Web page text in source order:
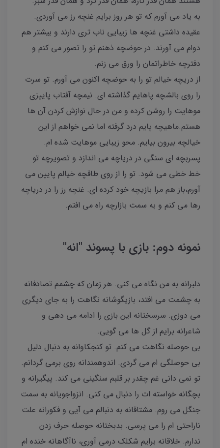
به یاد می آورم که تو هر روز برایم غنچه رز می آوردی.
عقیده داشتی غنچه ها زیبایی ناب تری دارند و بیشتر هم
دوام می آورند. در حوضچه ذهنم تو را تصور می کنم و
دفترچه خاطراتمان را ورق می زنم.
از دریچه خیالم تو را به حوضچه اکنون می آورم. تو سرت
را روی بالشچه پاهایم گذاشته ای. نیمچه آفتاب پاییزی
موهایت را روشن کرده و من در حال نوازش کردن آن ها
هستم.ماهیچه پایم درد گرفته اما نمی خواهم از این
خیالچه بیرون بیایم. محو زیبایی موهایت شده ام.
پسربچه ای سنگی در دریاچه می اندازد و تصویرچه تو
خط خطی می شود. تو را از روی طاقچه خیالم پایین می
آورم،باز هم مرا بازیچه خود کرده ای‌. غنچه رز را در دریاچه
رها می کنم و به سمت بازارچه راه می افتم.
نمونه دوم: بازی با پسوند "انه"
دلبرانه به من نگاه می کنی. هر زمان که چشمم تصادفانه
به چشمت می افتد، بازیگوشانه نگاهت را به جای دیگری
می دوزی. سرسختانه این بازی را ادامه می دهی و
شاعرانه برایم از گل ها می گویی.
بی حوصله نگاهت می کنم. تو کنجکاوانه به دنبال دلیل
بی حوصلگی ام می گردی. اندوهمندانه روی برمی گردانم.
تو نمی دانی غم چقدر بر قلبم سنگینی می کند. پیگیرانه و
بچگانه خواسته ات را دنبال می کنی. انزواجویانه به سمت
جنگل می روم. مشتاقانه به دنبالم می آیی و فکورانه علت
ناراحتی ام را می پرسی. بدبختانه حوصله حرف زدن
ندارم. خلاقانه برایم شکلک درمی آوری، ناآگاهانه خنده ام